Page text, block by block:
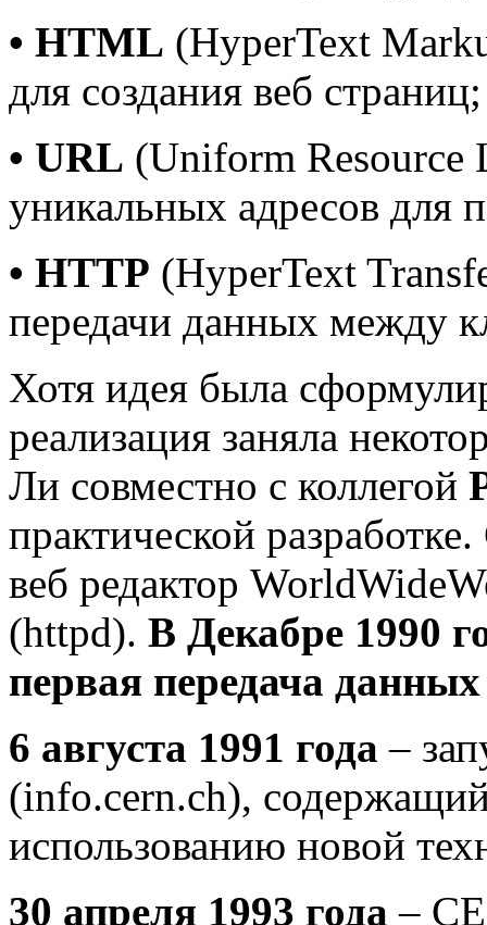
• HTML (HyperText
для создания веб страниц;
• URL (Uniform
уникальных адресов для
• HTTP (HyperText
передачи данных между
Хотя идея была
реализация заняла
Ли совместно с коллегой
практической
веб редактор
(httpd). В Декабре 1990
первая передача
6 августа 1991 года –
(info.cern.ch),
использованию новой
30 апреля 1993 года –